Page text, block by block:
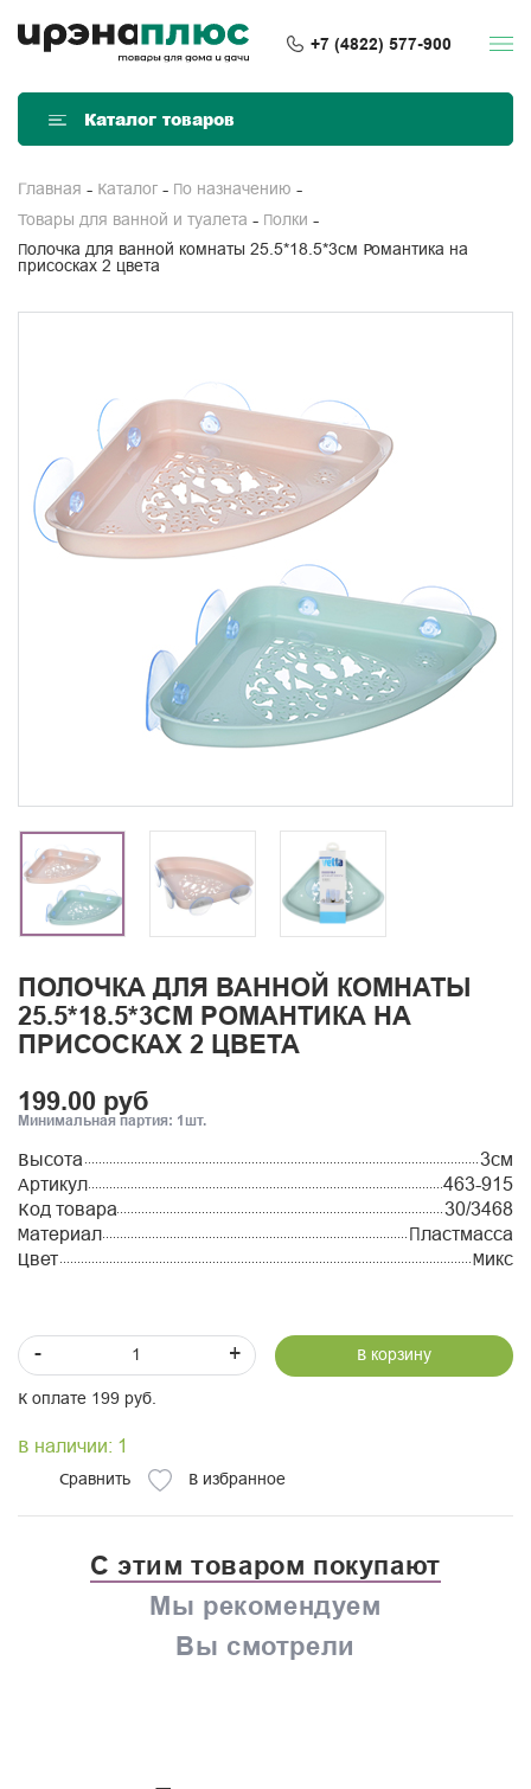
+7 (4822) 577-900
Каталог товаров
Главная Каталог По назначению
Товары для ванной и туалета
Полки
присосках 2 цвета
ПОЛОЧКА ДЛЯ ВАННОЙ КОМНАТЫ
25.5*18.5*3СМ РОМАНТИКА НА
ПРИСОСКАХ 2 ЦВЕТА
199.00 руб
Минимальная партия: 1шт.
Высота
3см
Артикул
463-915
Код товара
30/3468
Материал
Пластмасса
Цвет
Микс
- + В корзину
К оплате 199 руб.
В наличии: 1
Сравнить В избранное
С этим товаром покупают
Мы рекомендуем
Вы смотрели